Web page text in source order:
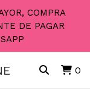
COMPRA
DE PAGAR
0